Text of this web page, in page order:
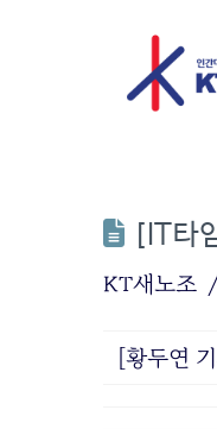
[IT타
KT새노조
[황두연